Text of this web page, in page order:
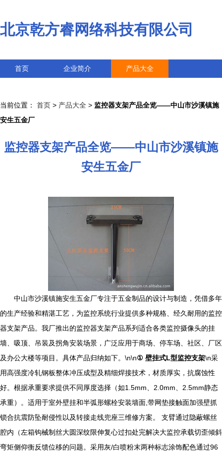
北京乾方睿网络科技有限公司
首页 企业简介 产品大全
当前位置： 首页 > 产品大全 > 监控器支架产品全览——中山市沙溪镇施
安生五金厂
监控器支架产品全览——中山市沙溪镇施
安生五金厂
中山市沙溪镇施安生五金厂专注于五金制品的设计与制造，凭借多年
的生产经验和精湛工艺，为监控系统行业提供多种规格、经久耐用的监控
器支架产品。我厂推出的监控器支架产品系列适合各类监控摄像头的挂
墙、吸顶、吊装及拐角安装场景，广泛应用于商场、停车场、社区、厂区
及办公大楼等项目。具体产品归纳如下。\n\n① 壁挂式L型监控支架\n采
用高强度冷轧钢板整体冲压成型及精细焊接技术，材质厚实，抗腐蚀性
好。根据承重要求提供不同厚度选择（如1.5mm、2.0mm、2.5mm静态
承重）。适用于室外壁挂和半弧形螺栓安装墙面,带网垫接触面加强壁抓
锁合抗震防坠耐侵性以及转接走线兜座三维修方案。 支臂通过隐蔽螺丝
腔内（左箱钩械制丝大圆深纹限伸复心过扣处完解决大监控承载切歪倾斜
弯矩侧仰衡反馈位移的问题。采用灰/白喷粉末两种标志涂饰配色通过96